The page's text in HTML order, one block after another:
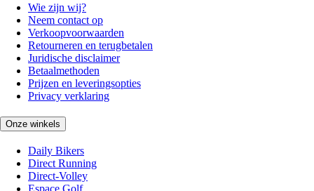
Wie zijn wij?
Neem contact op
Verkoopvoorwaarden
Retourneren en terugbetalen
Juridische disclaimer
Betaalmethoden
Prijzen en leveringsopties
Privacy verklaring
Onze winkels
Daily Bikers
Direct Running
Direct-Volley
Espace Golf